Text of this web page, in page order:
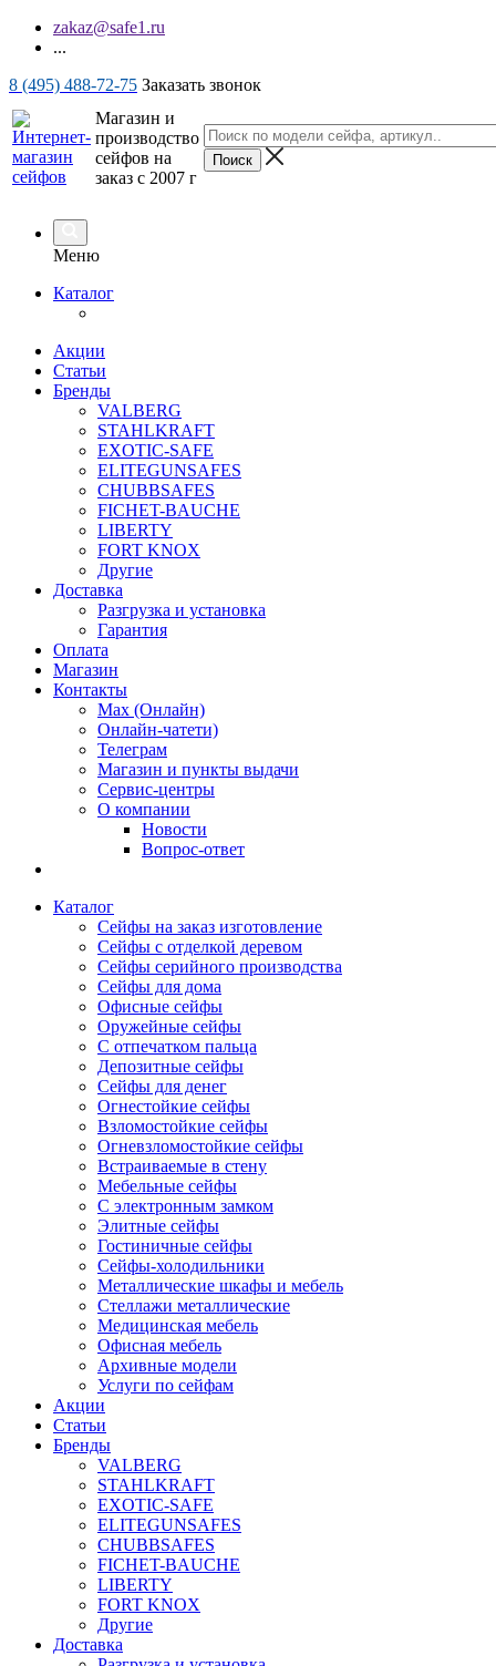
zakaz@safe1.ru
...
8 (495) 488-72-75 Заказать звонок
Магазин и
производство
сейфов на
заказ с 2007 г
Меню
Каталог
Акции
Статьи
Бренды
VALBERG
STAHLKRAFT
EXOTIC-SAFE
ELITEGUNSAFES
CHUBBSAFES
FICHET-BAUCHE
LIBERTY
FORT KNOX
Другие
Доставка
Разгрузка и установка
Гарантия
Оплата
Магазин
Контакты
Max (Онлайн)
Онлайн-чатети)
Телеграм
Магазин и пункты выдачи
Сервис-центры
О компании
Новости
Вопрос-ответ
Каталог
Сейфы на заказ изготовление
Сейфы с отделкой деревом
Сейфы серийного производства
Сейфы для дома
Офисные сейфы
Оружейные сейфы
С отпечатком пальца
Депозитные сейфы
Сейфы для денег
Огнестойкие сейфы
Взломостойкие сейфы
Огневзломостойкие сейфы
Встраиваемые в стену
Мебельные сейфы
С электронным замком
Элитные сейфы
Гостиничные сейфы
Сейфы-холодильники
Металлические шкафы и мебель
Стеллажи металлические
Медицинская мебель
Офисная мебель
Архивные модели
Услуги по сейфам
Акции
Статьи
Бренды
VALBERG
STAHLKRAFT
EXOTIC-SAFE
ELITEGUNSAFES
CHUBBSAFES
FICHET-BAUCHE
LIBERTY
FORT KNOX
Другие
Доставка